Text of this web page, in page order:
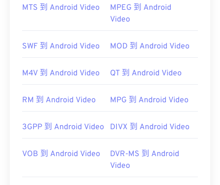
QuickTime。
加字幕。它不支援互動式選單，但相容於提供此類支
AutoGK
開發商： 第三代合作夥伴計畫2 (3GPP2)
MTS 到 Android Video
MPEG 到 Android
Video
SWF 到 Android Video MOD 到 Android Video
M4V 到 Android Video QT 到 Android Video
RM 到 Android Video MPG 到 Android Video
3GPP 到 Android Video DIVX 到 Android Video
VOB 到 Android Video
DVR-MS 到 Android
Video